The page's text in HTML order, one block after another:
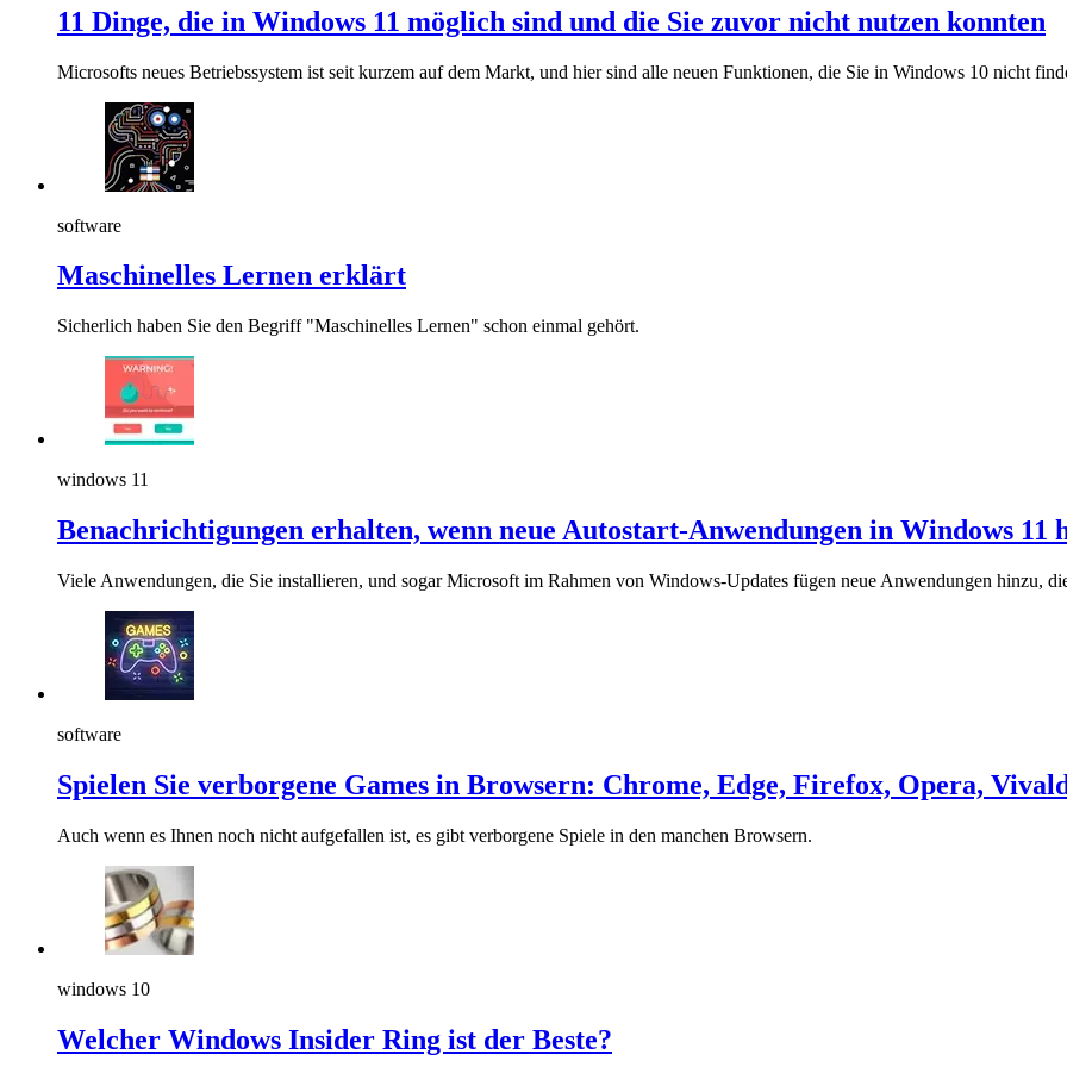
11 Dinge, die in Windows 11 möglich sind und die Sie zuvor nicht nutzen konnten
Microsofts neues Betriebssystem ist seit kurzem auf dem Markt, und hier sind alle neuen Funktionen, die Sie in Windows 10 nicht
software
Maschinelles Lernen erklärt
Sicherlich haben Sie den Begriff "Maschinelles Lernen" schon einmal gehört.
windows 11
Benachrichtigungen erhalten, wenn neue Autostart-Anwendungen in Windows 11
Viele Anwendungen, die Sie installieren, und sogar Microsoft im Rahmen von Windows-Updates fügen neue Anwendungen hinzu,
software
Spielen Sie verborgene Games in Browsern: Chrome, Edge, Firefox, Opera,
Auch wenn es Ihnen noch nicht aufgefallen ist, es gibt verborgene Spiele in den manchen Browsern.
windows 10
Welcher Windows Insider Ring ist der Beste?